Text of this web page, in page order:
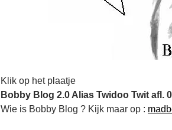
Klik op het plaatje
Bobby Blog 2.0 Alias Twidoo Twit afl.
Wie is Bobby Blog ? Kijk maar op :